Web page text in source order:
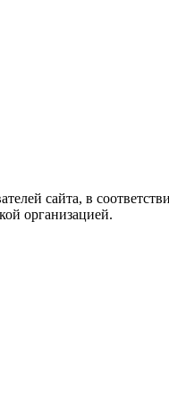
сайта, в
организацией.